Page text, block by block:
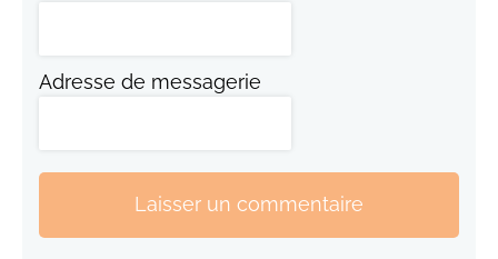
Adresse de messagerie
Laisser un commentaire